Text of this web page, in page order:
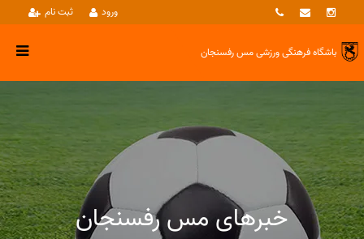
ثبت نام ورود
باشگاه فرهنگی ورزشیمس رفسنجان
خبرهای مس رفسنجان